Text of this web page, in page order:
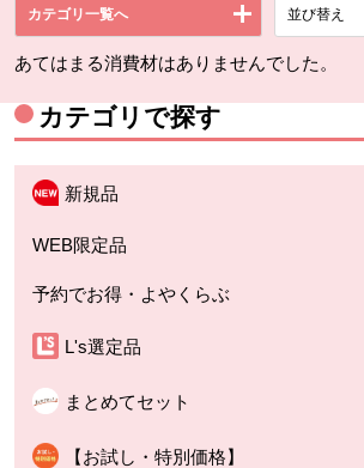
カテゴリ一覧へ 並び替え
あてはまる消費材はありませんでした。
カテゴリで探す
新規品
WEB限定品
予約でお得・よやくらぶ
L's選定品
まとめてセット
【お試し・特別価格】